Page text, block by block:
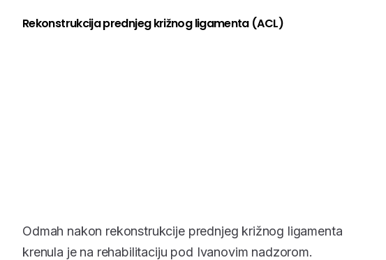
Rekonstrukcija prednjeg križnog ligamenta (ACL)
Odmah nakon rekonstrukcije prednjeg križnog ligamenta
krenula je na rehabilitaciju pod Ivanovim nadzorom.